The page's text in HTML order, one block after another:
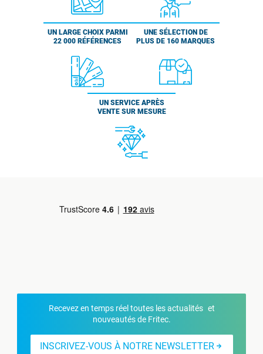
UN LARGE CHOIX PARMI
22 000 RÉFÉRENCES
UNE SÉLECTION DE
PLUS DE 160 MARQUES
UN SERVICE APRÈS
VENTE SUR MESURE
Recevez en temps réel toutes les actualités et
nouveautés de Fritec.
INSCRIVEZ-VOUS À NOTRE NEWSLETTER